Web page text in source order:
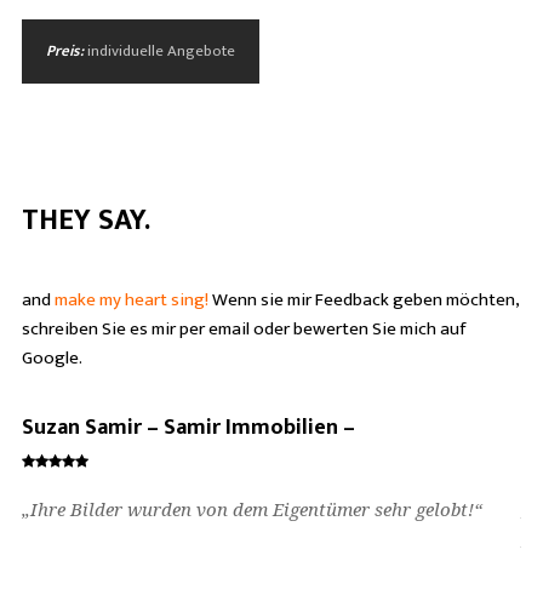
Preis:individuelle Angebote
THEY SAY.
andmake my heart sing!Wenn sie mir Feedback geben möchten,
schreiben Sie es mir per email oder bewerten Sie mich auf
Google.
Suzan Samir – Samir Immobilien –
„Ihre Bilder wurden von dem Eigentümer sehr gelobt!“